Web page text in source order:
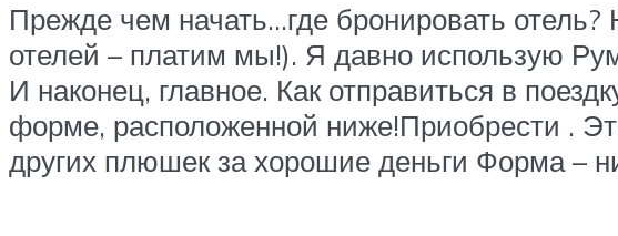
Прежде чем начать…где бронировать отель?
отелей – платим мы!). Я давно использую
И наконец, главное. Как отправиться в
форме, расположенной ниже!Приобрести .
других плюшек за хорошие деньги Форма –